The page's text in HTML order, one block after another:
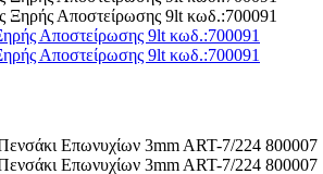
Αποστείρωσης 9lt κωδ.:700091
Αποστείρωσης 9lt κωδ.:700091